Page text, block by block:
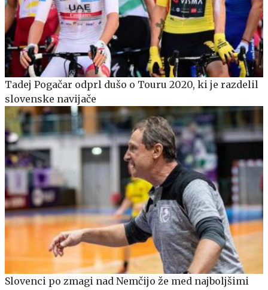
Tadej Pogačar odprl dušo o Touru 2020, ki je razdelil
slovenske navijače
Slovenci po zmagi nad Nemčijo že med najboljšimi